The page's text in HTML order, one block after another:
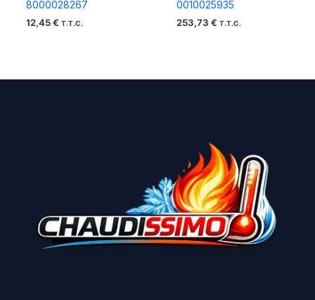
8000028267
12,45 € T.T.C.
0010025935
253,73 € T.T.C.